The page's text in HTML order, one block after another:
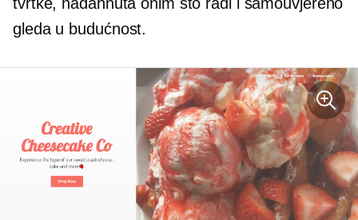
gleda u budućnost.